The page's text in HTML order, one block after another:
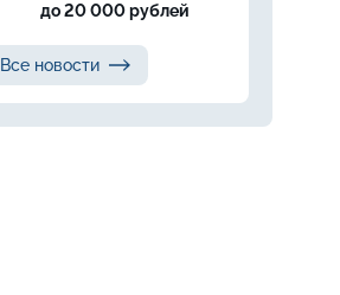
до 20 000 рублей
Все новости